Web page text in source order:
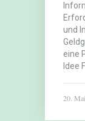
und
eine
Idee
20.